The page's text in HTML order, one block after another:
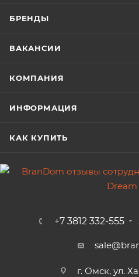
БРЕНДЫ
ВАКАНСИИ
КОМПАНИЯ
ИНФОРМАЦИЯ
КАК КУПИТЬ
+7 3812 332-555
г. Омск, ул.